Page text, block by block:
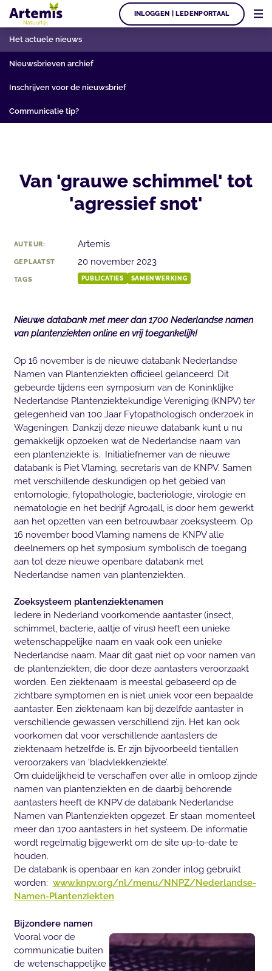
INLOGGEN | LEDENPORTAAL
Het actuele nieuws
Nieuwsbrieven archief
Inschrijven voor de nieuwsbrief
Communicatie tip?
Van 'grauwe schimmel' tot
'agressief snot'
AUTEUR: Artemis
GEPLAATST 20 november 2023
TAGS PUBLICATIES SAMENWERKING
Nieuwe databank met meer dan 1700 Nederlandse namen
van plantenziekten online en vrij toegankelijk!
Op 16 november is de nieuwe databank Nederlandse
Namen van Plantenziekten officieel gelanceerd. Dit
gebeurde tijdens een symposium van de Koninklijke
Nederlandse Plantenziektekundige Vereniging (KNPV) ter
gelegenheid van 100 Jaar Fytopathologisch onderzoek in
Wageningen. Dankzij deze nieuwe databank kunt u nu
gemakkelijk opzoeken wat de Nederlandse naam van
een plantenziekte is. Initiatiefnemer van de nieuwe
databank is Piet Vlaming, secretaris van de KNPV. Samen
met verschillende deskundigen op het gebied van
entomologie, fytopathologie, bacteriologie, virologie en
nematologie en het bedrijf Agro4all, is door hem gewerkt
aan het opzetten van een betrouwbaar zoeksysteem. Op
16 november bood Vlaming namens de KNPV alle
deelnemers op het symposium symbolisch de toegang
aan tot deze nieuwe openbare databank met
Nederlandse namen van plantenziekten.
Zoeksysteem plantenziektenamen
Iedere in Nederland voorkomende aantaster (insect,
schimmel, bacterie, aaltje of virus) heeft een unieke
wetenschappelijke naam en vaak ook een unieke
Nederlandse naam. Maar dit gaat niet op voor namen van
de plantenziekten, die door deze aantasters veroorzaakt
worden. Een ziektenaam is meestal gebaseerd op de
zichtbare symptomen en is niet uniek voor een bepaalde
aantaster. Een ziektenaam kan bij dezelfde aantaster in
verschillende gewassen verschillend zijn. Het kan ook
voorkomen dat voor verschillende aantasters de
ziektenaam hetzelfde is. Er zijn bijvoorbeeld tientallen
veroorzakers van ‘bladvlekkenziekte’.
Om duidelijkheid te verschaffen over alle in omloop zijnde
namen van plantenziekten en de daarbij behorende
aantasters heeft de KNPV de databank Nederlandse
Namen van Plantenziekten opgezet. Er staan momenteel
meer dan 1700 aantasters in het systeem. De informatie
wordt regelmatig bijgewerkt om de site up-to-date te
houden.
De databank is openbaar en kan zonder inlog gebruikt
worden: www.knpv.org/nl/menu/NNPZ/Nederlandse-
Namen-Plantenziekten
Bijzondere namen
Vooral voor de
communicatie buiten
de wetenschappelijke